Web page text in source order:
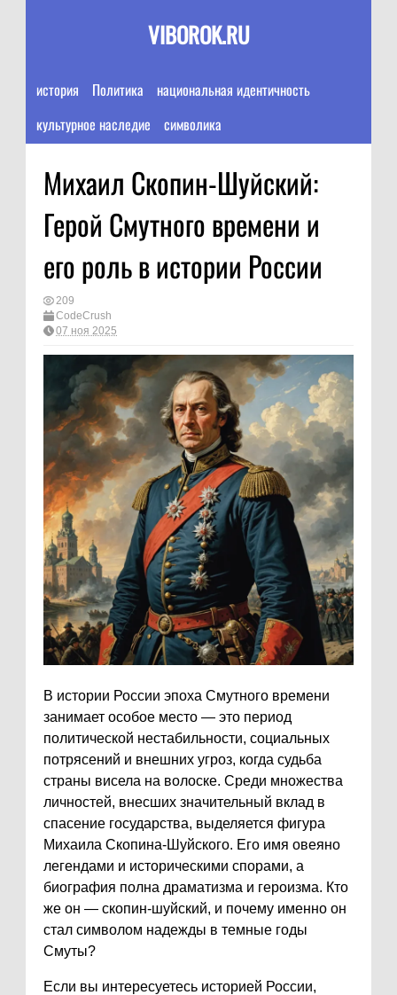
VIBOROK.RU
история Политика
национальная идентичность
культурное наследие
символика
Михаил Скопин-Шуйский:
Герой Смутного времени и
его роль в истории России
209
CodeCrush
07 ноя 2025
В истории России эпоха Смутного времени
занимает особое место — это период
политической нестабильности, социальных
потрясений и внешних угроз, когда судьба
страны висела на волоске. Среди множества
личностей, внесших значительный вклад в
спасение государства, выделяется фигура
Михаила Скопина-Шуйского. Его имя овеяно
легендами и историческими спорами, а
биография полна драматизма и героизма. Кто
же он — скопин-шуйский, и почему именно он
стал символом надежды в темные годы
Смуты?
Если вы интересуетесь историей России,